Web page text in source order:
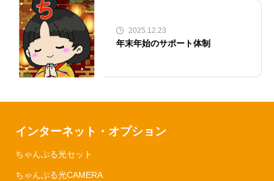
2025.12.23
年末年始のサポート体制
インターネット・オプション
ちゃんぷる光セット
ちゃんぷる光CAMERA